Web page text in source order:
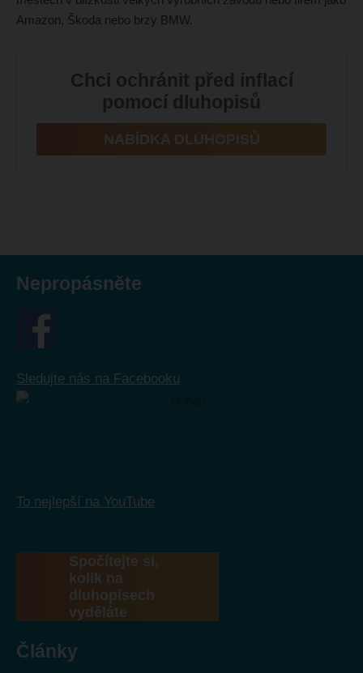
Amazon, Škoda nebo brzy BMW.
Chci ochránit před inflací
pomocí dluhopisů
NABÍDKA DLUHOPISŮ
Nepropásněte
Sledujte nás na Facebooku
To nejlepší na YouTube
Spočítejte si,
kolik na
dluhopisech
vyděláte
Články